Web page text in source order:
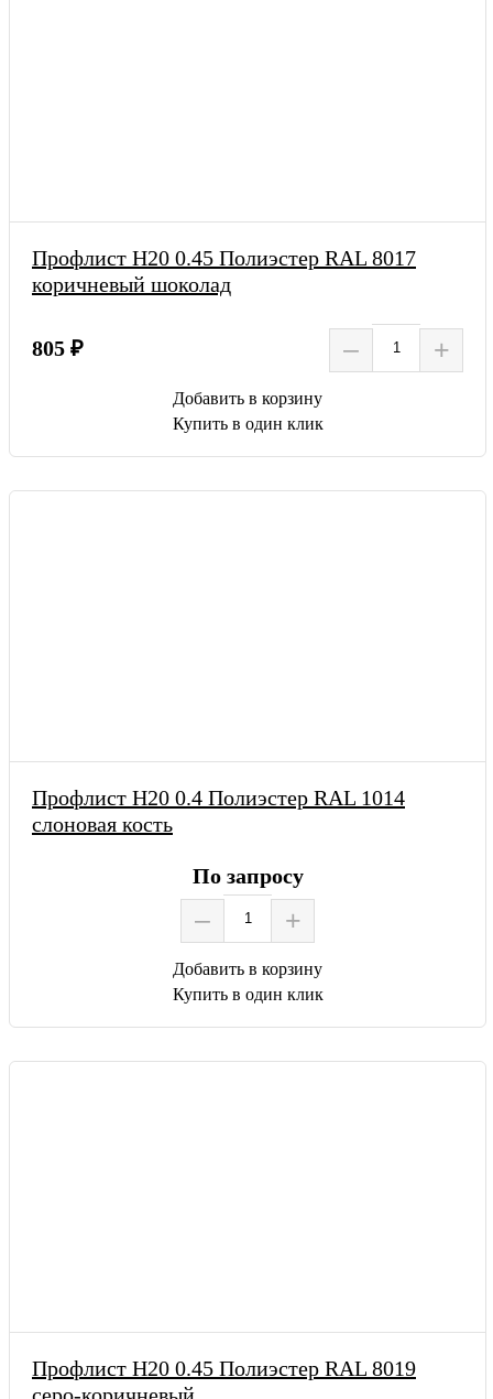
Профлист Н20 0.45 Полиэстер RAL 8017
коричневый шоколад
805 ₽ – +
Добавить в корзину
Купить в один клик
Профлист Н20 0.4 Полиэстер RAL 1014
слоновая кость
По запросу
– +
Добавить в корзину
Купить в один клик
Профлист Н20 0.45 Полиэстер RAL 8019